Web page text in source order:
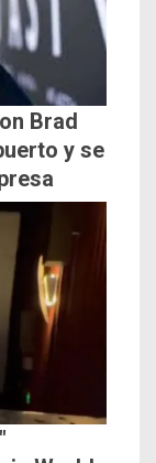
Brad
y se